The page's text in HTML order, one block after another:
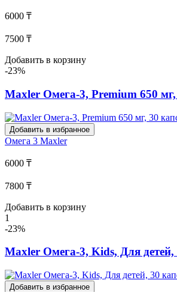
6000 ₸
7500 ₸
Добавить в корзину
-23%
Maxler Омега-3, Premium 650
Добавить в избранное
Омега 3 Maxler
6000 ₸
7800 ₸
Добавить в корзину
1
-23%
Maxler Омега-3, Kids, Для детей,
Добавить в избранное